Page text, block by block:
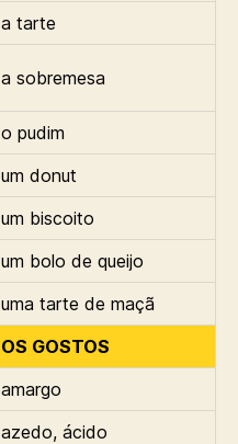
a tarte
a sobremesa
o pudim
um donut
um biscoito
um bolo de queijo
uma tarte de maçã
OS GOSTOS
amargo
azedo, ácido